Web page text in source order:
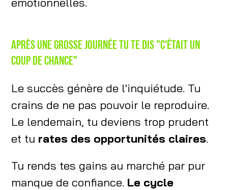
Après une grosse journée tu te dis "c'était un
coup de chance"
Le succès génère de l'inquiétude. Tu
crains de ne pas pouvoir le reproduire.
Le lendemain, tu deviens trop prudent
et tu rates des opportunités claires.
Tu rends tes gains au marché par pur
manque de confiance. Le cycle